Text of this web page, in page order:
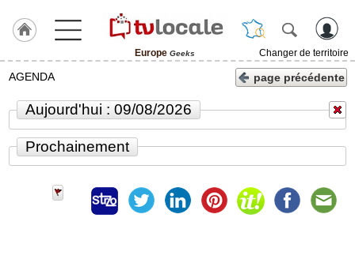
Europe Geeks
Changer de territoire
J'adhère
ACCUEIL
Europe
AGENDA page précédente
Aujourd'hui : 09/08/2026
Prochainement